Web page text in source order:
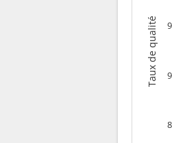
Taux de qualité